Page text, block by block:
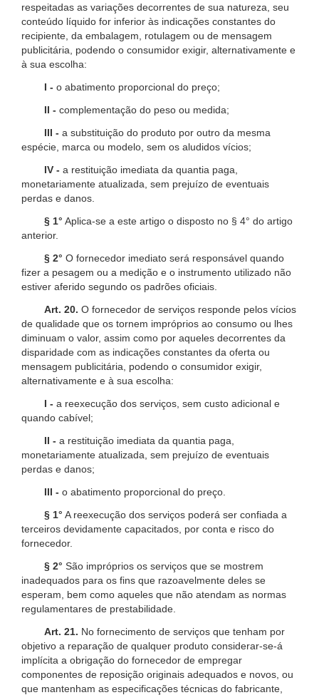
respeitadas as variações decorrentes de sua natureza, seu
conteúdo líquido for inferior às indicações constantes do
recipiente, da embalagem, rotulagem ou de mensagem
publicitária, podendo o consumidor exigir, alternativamente e
à sua escolha:
I - o abatimento proporcional do preço;
II - complementação do peso ou medida;
III - a substituição do produto por outro da mesma
espécie, marca ou modelo, sem os aludidos vícios;
IV - a restituição imediata da quantia paga,
monetariamente atualizada, sem prejuízo de eventuais
perdas e danos.
§ 1° Aplica-se a este artigo o disposto no § 4° do artigo
anterior.
§ 2° O fornecedor imediato será responsável quando
fizer a pesagem ou a medição e o instrumento utilizado não
estiver aferido segundo os padrões oficiais.
Art. 20. O fornecedor de serviços responde pelos vícios
de qualidade que os tornem impróprios ao consumo ou lhes
diminuam o valor, assim como por aqueles decorrentes da
disparidade com as indicações constantes da oferta ou
mensagem publicitária, podendo o consumidor exigir,
alternativamente e à sua escolha:
I - a reexecução dos serviços, sem custo adicional e
quando cabível;
II - a restituição imediata da quantia paga,
monetariamente atualizada, sem prejuízo de eventuais
perdas e danos;
III - o abatimento proporcional do preço.
§ 1° A reexecução dos serviços poderá ser confiada a
terceiros devidamente capacitados, por conta e risco do
fornecedor.
§ 2° São impróprios os serviços que se mostrem
inadequados para os fins que razoavelmente deles se
esperam, bem como aqueles que não atendam as normas
regulamentares de prestabilidade.
Art. 21. No fornecimento de serviços que tenham por
objetivo a reparação de qualquer produto considerar-se-á
implícita a obrigação do fornecedor de empregar
componentes de reposição originais adequados e novos, ou
que mantenham as especificações técnicas do fabricante,